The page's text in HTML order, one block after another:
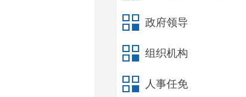
政府领导
组织机构
人事任免